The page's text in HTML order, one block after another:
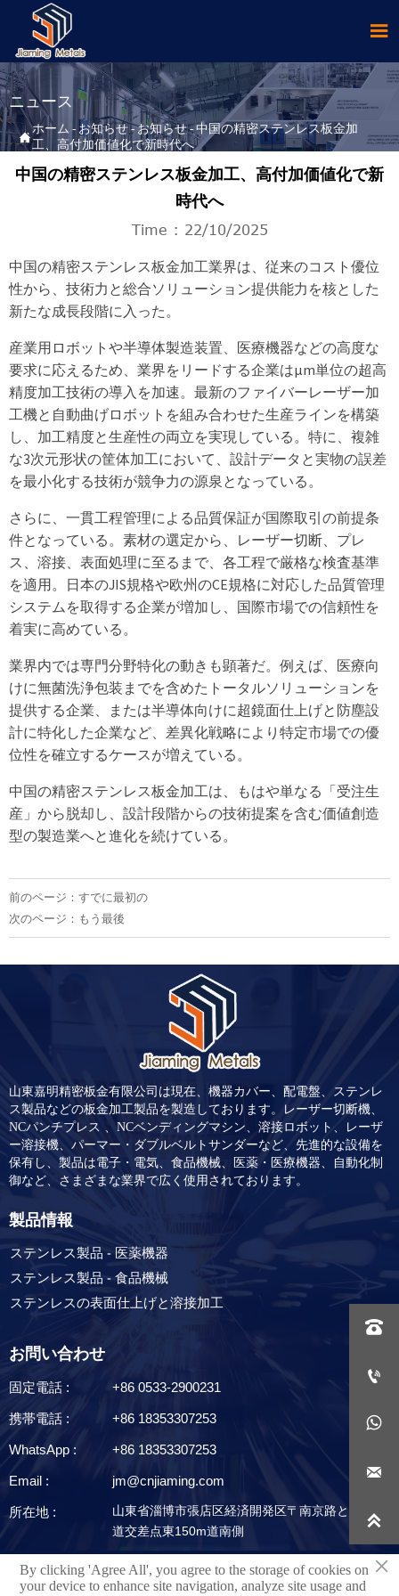

ニュース
ホーム - お知らせ -お知らせ-中国の精密ステンレス板金加
工、高付加価値化で新時代へ
中国の精密ステンレス板金加工、高付加価値化で新
時代へ
Time : 22/10/2025
中国の精密ステンレス板金加工業界は、従来のコスト優位
性から、技術力と総合ソリューション提供能力を核とした
新たな成長段階に入った。
産業用ロボットや半導体製造装置、医療機器などの高度な
要求に応えるため、業界をリードする企業はμm単位の超高
精度加工技術の導入を加速。最新のファイバーレーザー加
工機と自動曲げロボットを組み合わせた生産ラインを構築
し、加工精度と生産性の両立を実現している。特に、複雑
な3次元形状の筐体加工において、設計データと実物の誤差
を最小化する技術が競争力の源泉となっている。
さらに、一貫工程管理による品質保証が国際取引の前提条
件となっている。素材の選定から、レーザー切断、プレ
ス、溶接、表面処理に至るまで、各工程で厳格な検査基準
を適用。日本のJIS規格や欧州のCE規格に対応した品質管理
システムを取得する企業が増加し、国際市場での信頼性を
着実に高めている。
業界内では専門分野特化の動きも顕著だ。例えば、医療向
けに無菌洗浄包装までを含めたトータルソリューションを
提供する企業、または半導体向けに超鏡面仕上げと防塵設
計に特化した企業など、差異化戦略により特定市場での優
位性を確立するケースが増えている。
中国の精密ステンレス板金加工は、もはや単なる「受注生
産」から脱却し、設計段階からの技術提案を含む価値創造
型の製造業へと進化を続けている。
前のページ：すでに最初の
次のページ：もう最後
山東嘉明精密板金有限公司は現在、機器カバー、配電盤、ステンレ
ス製品などの板金加工製品を製造しております。レーザー切断機、
NCパンチプレス 、NCベンディングマシン、溶接ロボット、レーザ
ー溶接機、パーマー・ダブルベルトサンダーなど、先進的な設備を
保有し、製品は電子・電気、食品機械、医薬・医療機器、自動化制
御など、さまざまな業界で広く使用されております。
製品情報
ステンレス製品 - 医薬機器
ステンレス製品 - 食品機械
ステンレスの表面仕上げと溶接加工
お問い合わせ
固定電話 : +86 0533-2900231
携帯電話 : +86 18353307253
WhatsApp : +86 18353307253
Email : jm@cnjiaming.com
所在地 :
山東省淄博市張店区経済開発区〒南京路と華福大
道交差点東150m道南側
技術サポート：淄博網泰情報技術有限公司





×
By clicking 'Agree All', you agree to the storage of cookies on
your device to enhance site navigation, analyze site usage and